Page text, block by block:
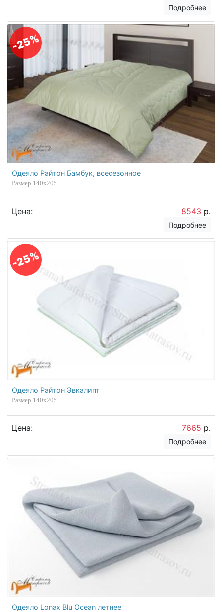
Подробнее
-25%
Одеяло Райтон Бамбук, всесезонное
Размер 140х205
Цена: 8543 р.
Подробнее
-25%
Одеяло Райтон Эвкалипт
Размер 140х205
Цена: 7665 р.
Подробнее
Одеяло Lonax Blu Ocean летнее